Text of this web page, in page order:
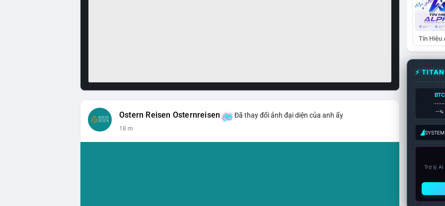
Ostern Reisen Osternreisen Đã thay đổi ảnh đại diện của anh ấy
18 m
Tín Hiệu
⚡
BTC
--%
Trợ lý